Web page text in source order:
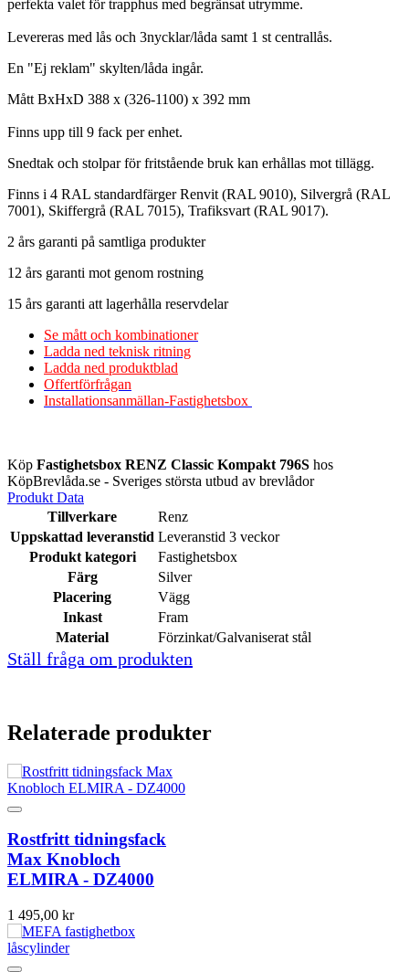
perfekta valet för trapphus med begränsat utrymme.
Levereras med lås och 3nycklar/låda samt 1 st centrallås.
En "Ej reklam" skylten/låda ingår.
Mått BxHxD 388 x (326-1100) x 392 mm
Finns upp till 9 fack per enhet.
Snedtak och stolpar för fritstående bruk kan erhållas mot tillägg.
Finns i 4 RAL standardfärger Renvit (RAL 9010), Silvergrå (RAL
7001), Skiffergrå (RAL 7015), Trafiksvart (RAL 9017).
2 års garanti på samtliga produkter
12 års garanti mot genom rostning
15 års garanti att lagerhålla reservdelar
Se mått och kombinationer
Ladda ned teknisk ritning
Ladda ned produktblad
Offertförfrågan
Installationsanmällan-Fastighetsbox
Köp Fastighetsbox RENZ Classic Kompakt 796S hos
KöpBrevlåda.se - Sveriges största utbud av brevlådor
Produkt Data
Tillverkare
Renz
Uppskattad leveranstid Leveranstid 3 veckor
Produkt kategori
Fastighetsbox
Färg
Silver
Placering
Vägg
Inkast
Fram
Material
Förzinkat/Galvaniserat stål
Ställ fråga om produkten
Relaterade produkter
Rostfritt tidningsfack
Max Knobloch
ELMIRA - DZ4000
1 495,00 kr